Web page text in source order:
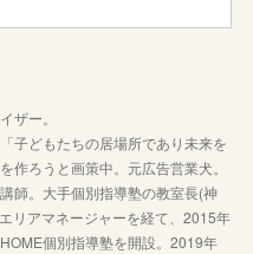
ザー。
子どもたちの居場所であり未来を
作ろうと画策中。元広告営業犬。
師。大手個別指導塾の教室長(神
リアマネージャーを経て、2015年
個別指導塾を開設。2019年